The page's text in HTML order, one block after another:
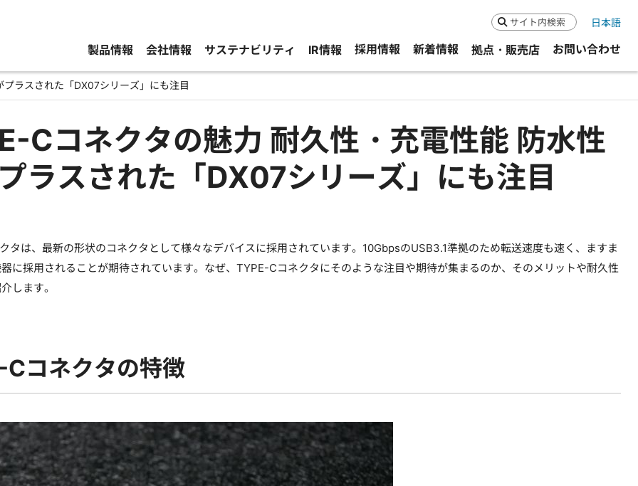
検索 日本語
製品情報 会社情報 サステナビリティ IR情報 採用情報 新着情報 拠点・販売店 お問い合わせ
ラスされた「DX07シリーズ」にも注目
Cコネクタの魅力 耐久性・充電性能 防水性
ラスされた「DX07シリーズ」にも注目
タは、最新の形状のコネクタとして様々なデバイスに採用されています。10GbpsのUSB3.1準拠のため転送速度も速く、ますま
に採用されることが期待されています。なぜ、TYPE-Cコネクタにそのような注目や期待が集まるのか、そのメリットや耐久性
します。
コネクタの特徴